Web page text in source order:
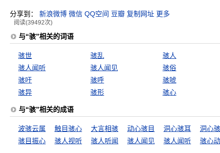
分享到： 新浪微博 微信 QQ空间 豆瓣 复制网址 更多
阅读(39492次)
与“骇”相关的词语
骇世 骇乱
骇人
骇人闻听
骇人闻见
骇俗
骇吁
骇呼
骇唬
骇异
骇形 骇心
与“骇”相关的成语
波骇云属 触目骇心 大言相骇 动心骇目 洞心骇耳
洞心
骇目振心
骇人视听 骇人听闻 骇人闻见 骇人闻听 骇心